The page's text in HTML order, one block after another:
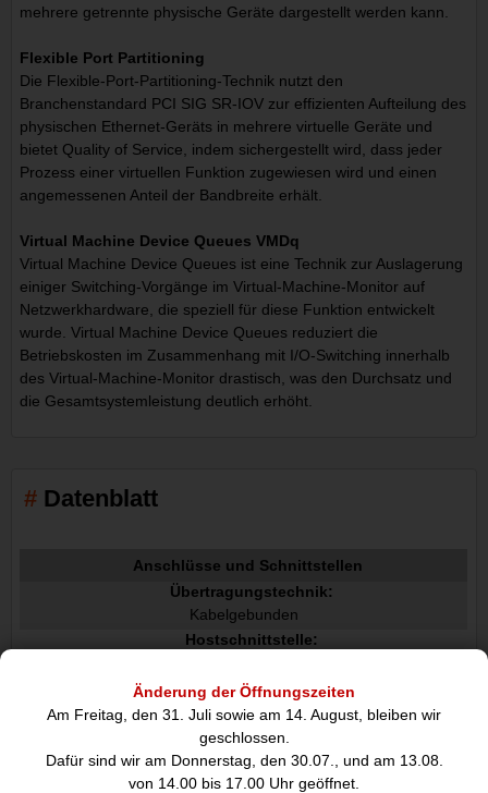
Änderung der Öffnungszeiten
Am Freitag, den 31. Juli sowie am 14. August, bleiben wir
geschlossen.
Dafür sind wir am Donnerstag, den 30.07., und am 13.08.
von 14.00 bis 17.00 Uhr geöffnet.
mehrere getrennte physische Geräte dargestellt werden kann.
Flexible Port Partitioning
Die Flexible-Port-Partitioning-Technik nutzt den
Branchenstandard PCI SIG SR-IOV zur effizienten Aufteilung des
physischen Ethernet-Geräts in mehrere virtuelle Geräte und
bietet Quality of Service, indem sichergestellt wird, dass jeder
Prozess einer virtuellen Funktion zugewiesen wird und einen
angemessenen Anteil der Bandbreite erhält.
Virtual Machine Device Queues VMDq
Virtual Machine Device Queues ist eine Technik zur Auslagerung
einiger Switching-Vorgänge im Virtual-Machine-Monitor auf
Netzwerkhardware, die speziell für diese Funktion entwickelt
wurde. Virtual Machine Device Queues reduziert die
Betriebskosten im Zusammenhang mit I/O-Switching innerhalb
des Virtual-Machine-Monitor drastisch, was den Durchsatz und
die Gesamtsystemleistung deutlich erhöht.
Datenblatt
Anschlüsse und Schnittstellen
Übertragungstechnik:
Kabelgebunden
Hostschnittstelle:
Schnittstelle:
Faser
Anzahl Faseranschlüsse:
4
Optischer Kabelverbinder: